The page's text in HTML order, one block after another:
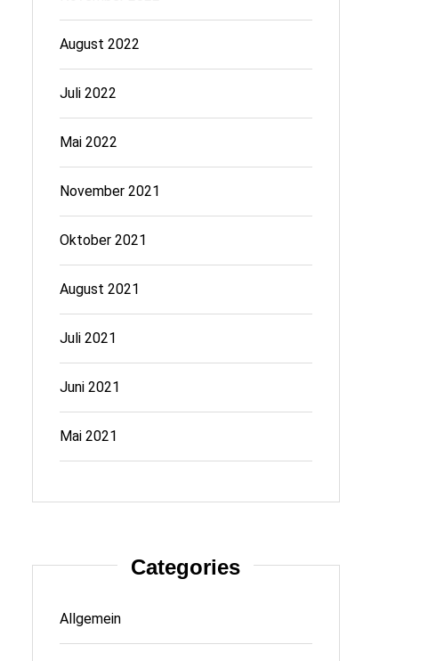
August 2022
Juli 2022
Mai 2022
November 2021
Oktober 2021
August 2021
Juli 2021
Juni 2021
Mai 2021
Categories
Allgemein